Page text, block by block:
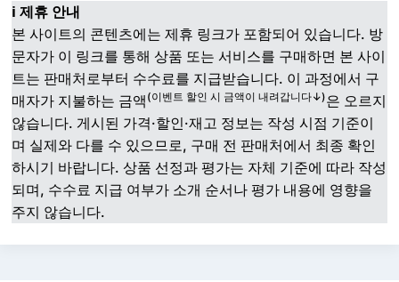
ℹ️ 제휴 안내
본 사이트의 콘텐츠에는 제휴 링크가 포함되어 있습니다. 방
문자가 이 링크를 통해 상품 또는 서비스를 구매하면 본 사이
트는 판매처로부터 수수료를 지급받습니다. 이 과정에서 구
매자가 지불하는 금액 (이벤트 할인 시 금액이 내려갑니다↓)은 오르지
않습니다. 게시된 가격·할인·재고 정보는 작성 시점 기준이
며 실제와 다를 수 있으므로, 구매 전 판매처에서 최종 확인
하시기 바랍니다. 상품 선정과 평가는 자체 기준에 따라 작성
되며, 수수료 지급 여부가 소개 순서나 평가 내용에 영향을
주지 않습니다.